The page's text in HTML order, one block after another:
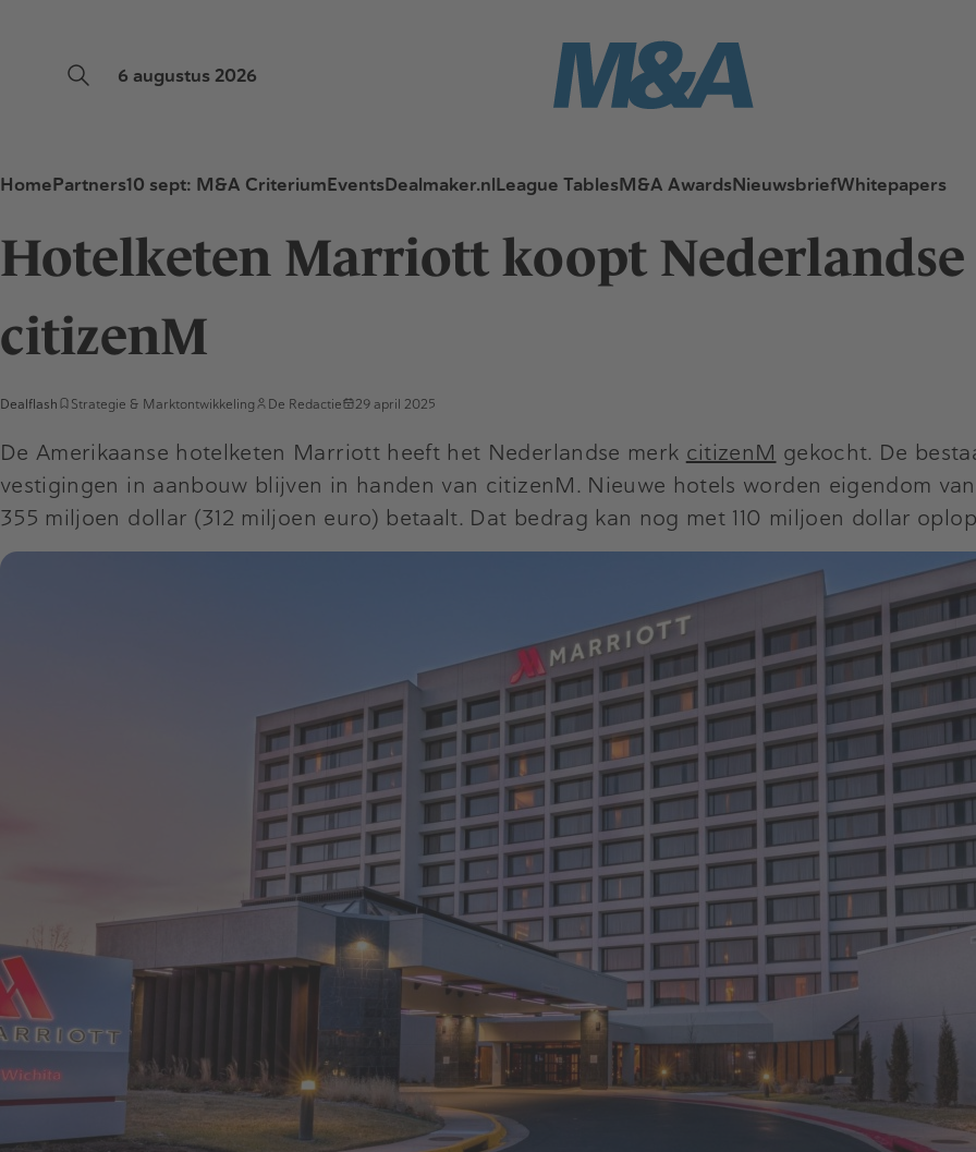
6 augustus 2026
HomePartners10 sept: M&A CriteriumEventsDealmaker.nlLeague TablesM&A AwardsNieuwsbriefWhitepapers
Hotelketen Marriott koopt
citizenM
Dealflash Strategie & Marktontwikkeling De Redactie 29 april 2025
De Amerikaanse hotelketen Marriott heeft het Nederlandse merk citizenM gekocht. De
vestigingen in aanbouw blijven in handen van citizenM. Nieuwe hotels worden eigendom
355 miljoen dollar (312 miljoen euro) betaalt. Dat bedrag kan nog met 110 miljoen dollar